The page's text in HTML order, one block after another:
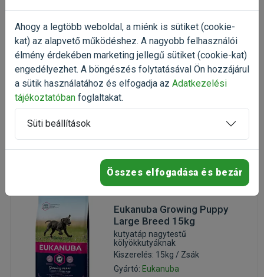
Kiszerelés: 3kg / Zsák
Eukanuba
Egységár:
Raktáron, utolsó darabok
Eukanuba Growing Puppy
Large Breed 15kg
kutyatáp nagytestű
kölyökkutyáknak
Kiszerelés: 15kg / Zsák
Gyártó: Eukanuba
Ahogy a legtöbb weboldal, a miénk is sütiket (cookie-
kat) az alapvető működéshez. A nagyobb felhasználói
élmény érdekében marketing jellegű sütiket (cookie-kat)
engedélyezhet. A böngészés folytatásával Ön hozzájárul
a sütik használatához és elfogadja az Adatkezelési
tájékoztatóban foglaltakat.
Süti beállítások
Összes elfogadása és bezár